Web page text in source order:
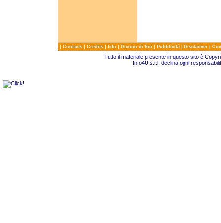
| Contacts | Credits | Info | Dicono di Noi | Pubblicità | Disclaimer |
Tutto il materiale presente in questo sito è
Info4U s.r.l. declina ogni